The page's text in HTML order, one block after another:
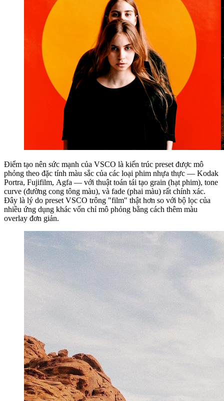
Điểm tạo nên sức mạnh của VSCO là kiến trúc preset được mô
phỏng theo đặc tính màu sắc của các loại phim nhựa thực — Kodak
Portra, Fujifilm, Agfa — với thuật toán tái tạo grain (hạt phim), tone
curve (đường cong tông màu), và fade (phai màu) rất chính xác.
Đây là lý do preset VSCO trông "film" thật hơn so với bộ lọc của
nhiều ứng dụng khác vốn chỉ mô phỏng bằng cách thêm màu
overlay đơn giản.